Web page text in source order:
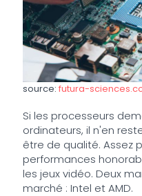
source: futura-
Si les processeurs
ordinateurs, il n'en
être de qualité. Assez
performances
les jeux vidéo. Deux
marché : Intel et AMD.